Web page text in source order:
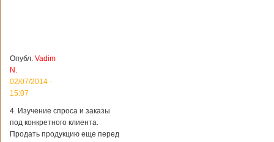
Пекине или
Шанхае терактов
Китай в этом
отношении
считается
государством. Но в
метрополитене
Опубл. Vadim
N.
02/07/2014 -
15:07
4. Изучение спроса и заказы
под конкретного клиента.
Продать продукцию еще перед